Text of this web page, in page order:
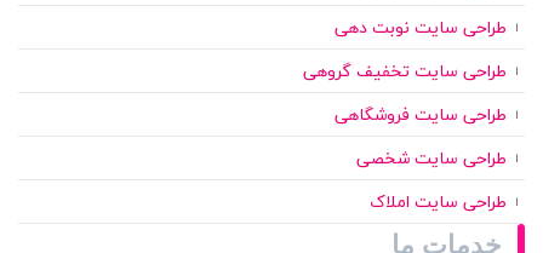
طراحی سایت نوبت دهی
طراحی سایت تخفیف گروهی
طراحی سایت فروشگاهی
طراحی سایت شخصی
طراحی سایت املاک
خدمات ما